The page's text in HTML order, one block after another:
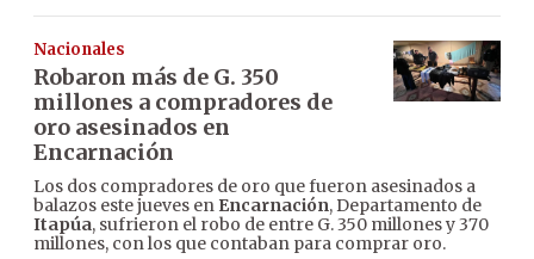
Nacionales
Robaron más de G. 350
millones a compradores de
oro asesinados en
Encarnación
Los dos compradores de oro que fueron asesinados a
balazos este jueves en Encarnación, Departamento de
Itapúa, sufrieron el robo de entre G. 350 millones y 370
millones, con los que contaban para comprar oro.